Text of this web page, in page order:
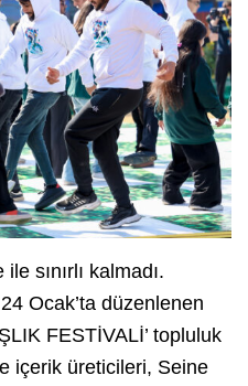
sınırlı kalmadı.
Ocak’ta düzenlenen
FESTİVALİ’ topluluk
içerik üreticileri, Seine